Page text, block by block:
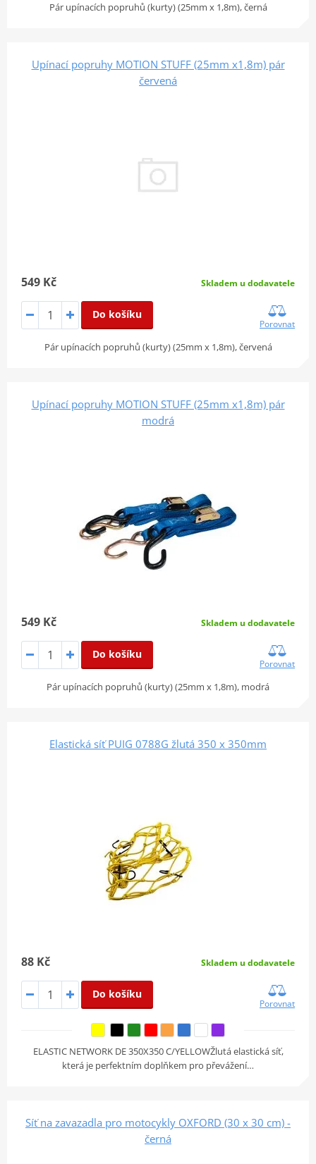
Pár upínacích popruhů (kurty) (25mm x 1,8m), černá
Upínací popruhy MOTION STUFF (25mm x1,8m) pár
červená
549 Kč Skladem u dodavatele
Do košíku
Porovnat
Pár upínacích popruhů (kurty) (25mm x 1,8m), červená
Upínací popruhy MOTION STUFF (25mm x1,8m) pár
modrá
549 Kč Skladem u dodavatele
Do košíku
Porovnat
Pár upínacích popruhů (kurty) (25mm x 1,8m), modrá
Elastická síť PUIG 0788G žlutá 350 x 350mm
88 Kč Skladem u dodavatele
Do košíku
Porovnat
ELASTIC NETWORK DE 350X350 C/YELLOWŽlutá elastická síť,
která je perfektním doplňkem pro převážení…
Síť na zavazadla pro motocykly OXFORD (30 x 30 cm) -
černá